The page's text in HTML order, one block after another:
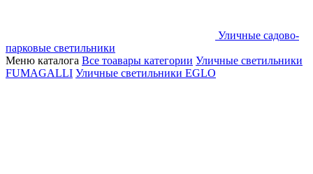
Уличные садово-
парковые светильники
Меню каталога Все тоавары категории Уличные светильники
FUMAGALLI Уличные светильники EGLO